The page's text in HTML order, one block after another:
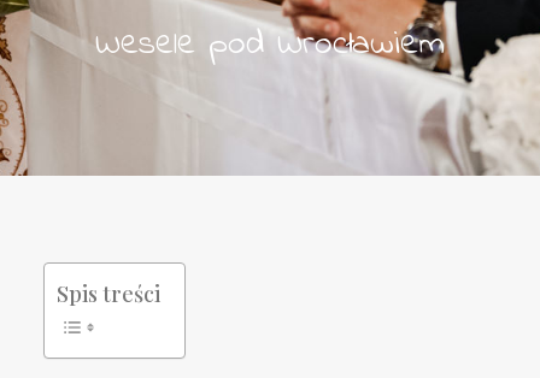
Wesele pod Wrocławiem
Spis treści